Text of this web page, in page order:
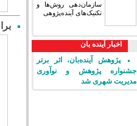
سازمان‌دهی روش‌ها و
تکنیک‌های آینده‌پژوهی
اخبار آینده بان
پژوهش آینده‌بان، اثر برتر
جشنواره پژوهش و نوآوری
مدیریت شهری شد